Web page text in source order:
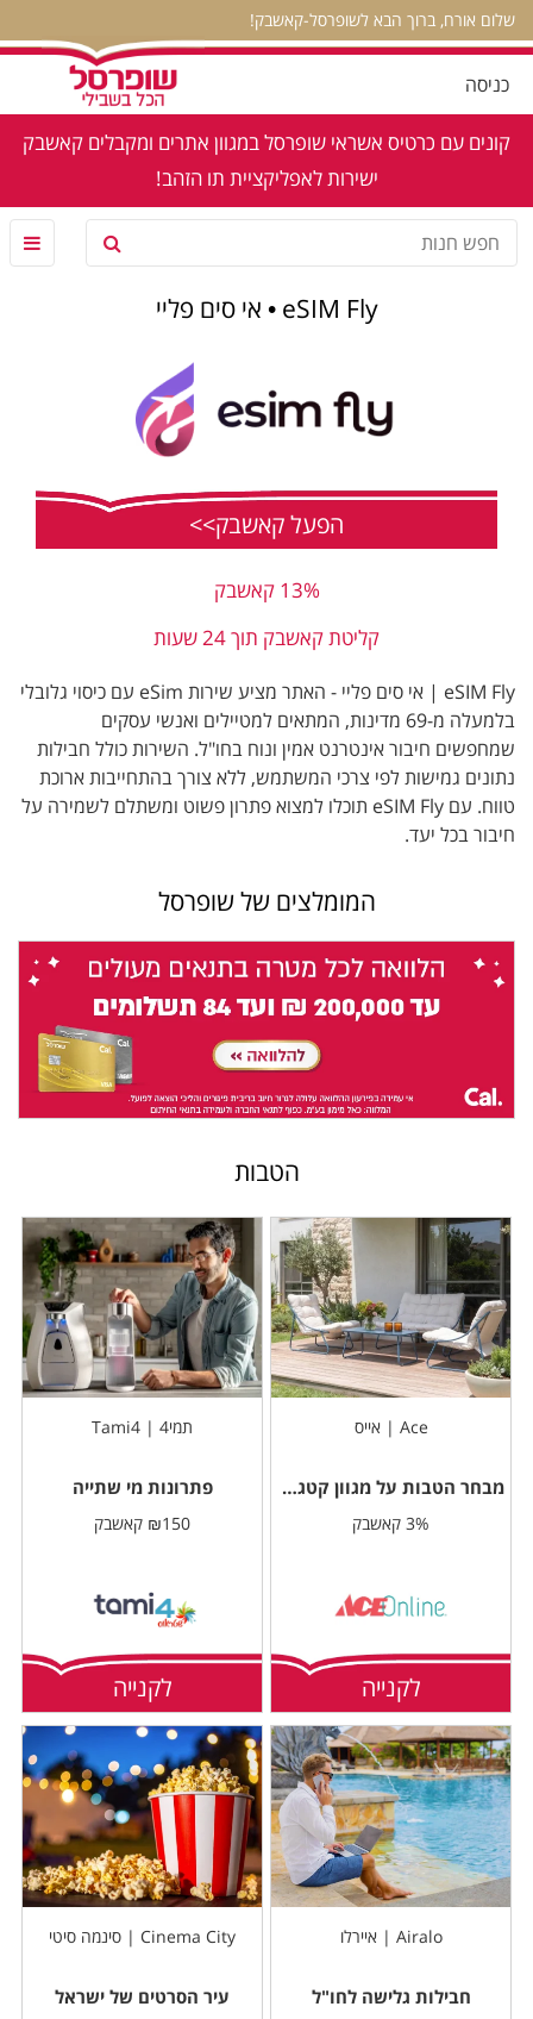
שלום אורח, ברוך הבא לשופרסל-קאשבק!
כניסה
קונים עם כרטיס אשראי שופרסל במגוון אתרים ומקבלים קאשבק
ישירות לאפליקציית תו הזהב!
eSIM Fly • אי סים פליי
הפעל קאשבק>>
13% קאשבק
קליטת קאשבק תוך 24 שעות
eSIM Fly | אי סים פליי - האתר מציע שירות eSim עם כיסוי גלובלי
בלמעלה מ-69 מדינות, המתאים למטיילים ואנשי עסקים
שמחפשים חיבור אינטרנט אמין ונוח בחו"ל. השירות כולל חבילות
נתונים גמישות לפי צרכי המשתמש, ללא צורך בהתחייבות ארוכת
טווח. עם eSIM Fly תוכלו למצוא פתרון פשוט ומשתלם לשמירה על
חיבור בכל יעד.
המומלצים של שופרסל
הטבות
Ace | אייס
מבחר הטבות על מגוון קטגוריות
3% קאשבק
לקנייה
תמי4 | Tami4
פתרונות מי שתייה
₪150 קאשבק
לקנייה
Airalo | איירלו
חבילות גלישה לחו"ל
Cinema City | סינמה סיטי
עיר הסרטים של ישראל